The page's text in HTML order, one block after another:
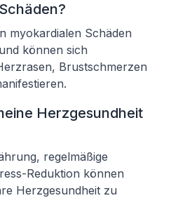
myokardialen Schäden
können sich
Brustschmerzen
Herzgesundheit
regelmäßige
Reduktion können
Herzgesundheit zu